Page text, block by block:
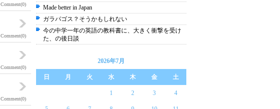
Comment(0)
Comment(0)
Comment(0)
Comment(0)
Made better in Japan
ガラパゴス？そうかもしれない
今の中学一年の英語の教科書に、大きく衝撃を受け
た、の後日談
2026年7月
日 月 火 水 木 金 土
1 2 3 4